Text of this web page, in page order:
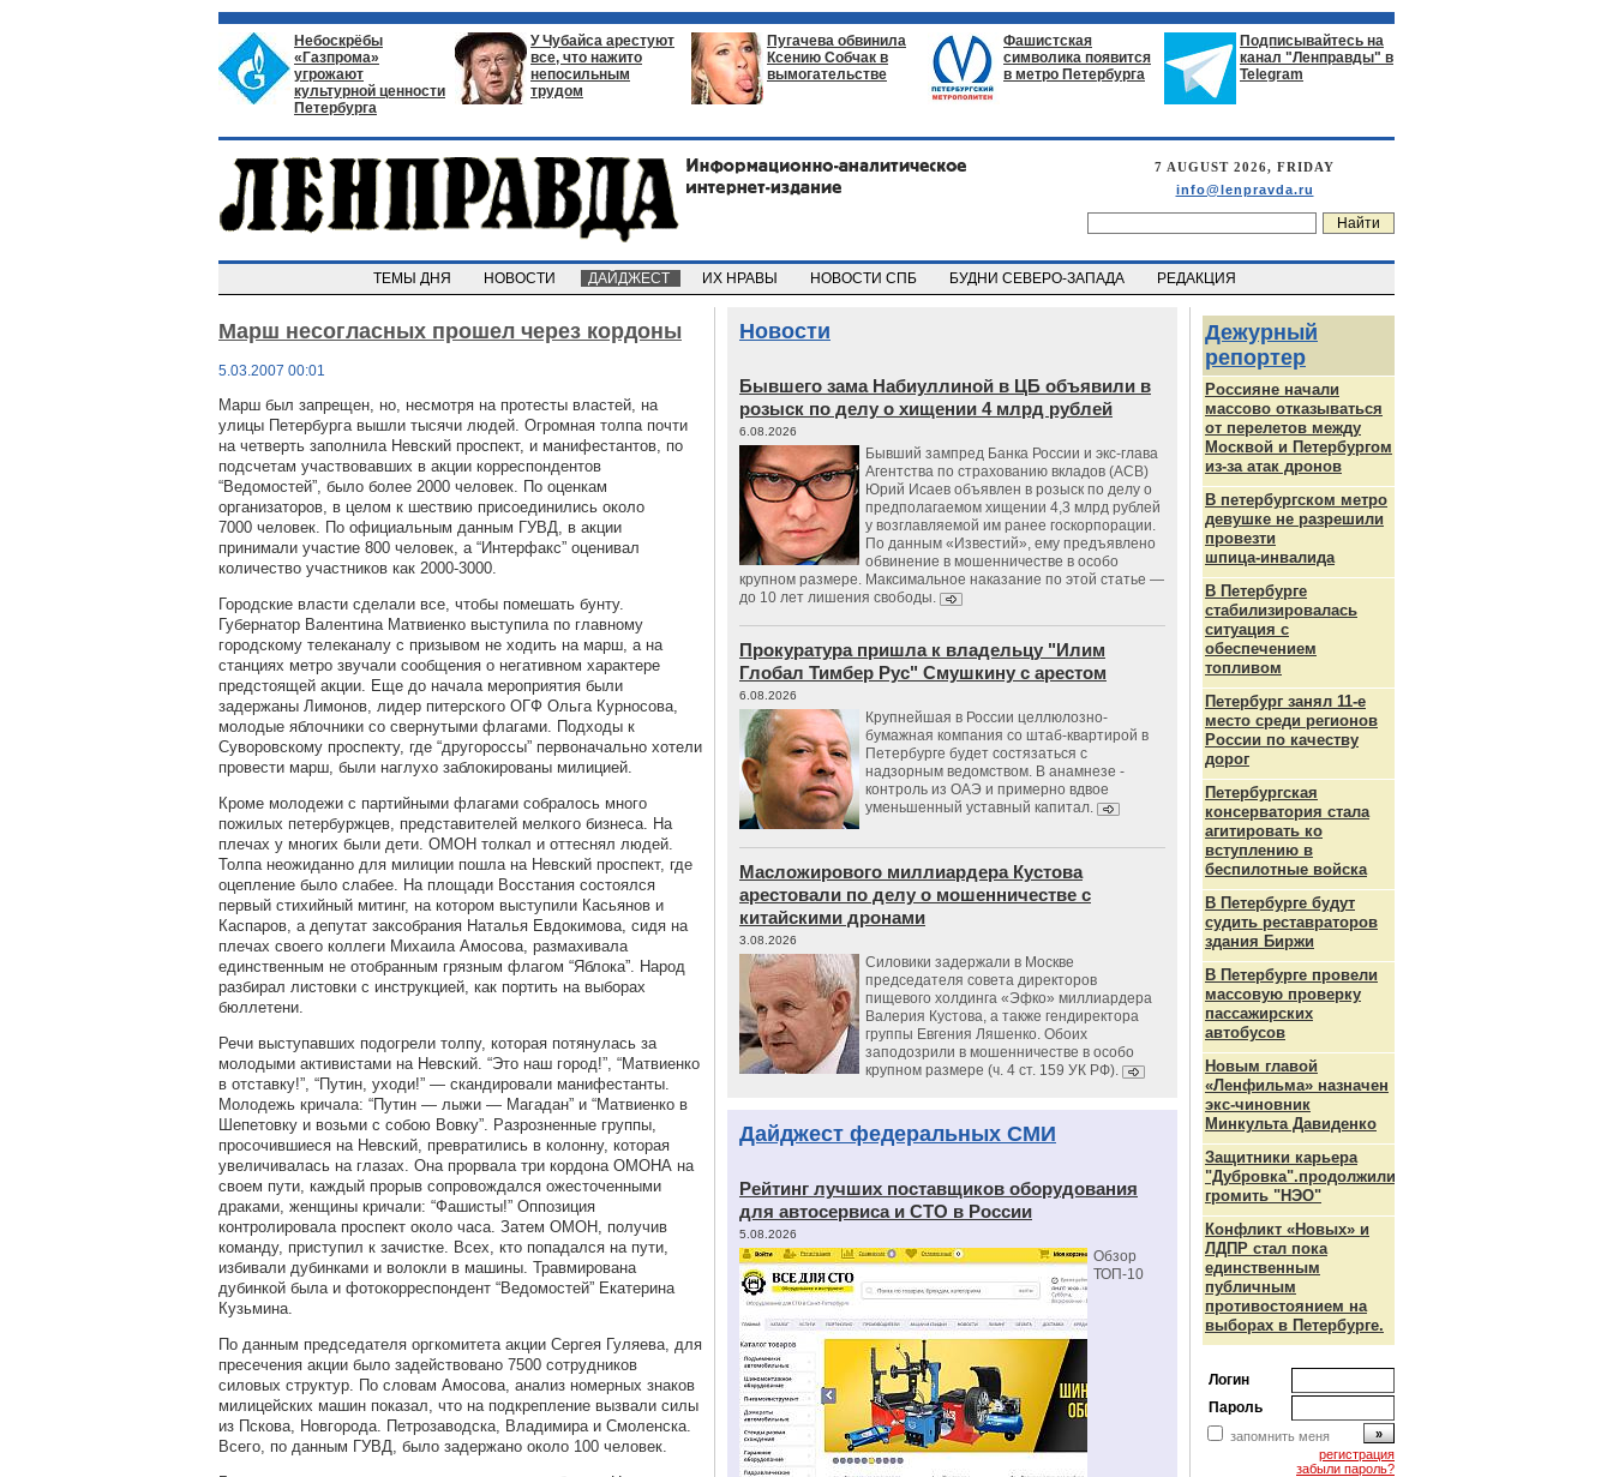
Небоскрёбы
«Газпрома»
угрожают
культурной ценности
Петербурга
У Чубайса арестуют
все, что нажито
непосильным
трудом
Пугачева обвинила
Ксению Собчак в
вымогательстве
Фашистская
символика появится
в метро Петербурга
Подписывайтесь на
канал "Ленправды" в
Telegram
7 AUGUST 2026, FRIDAY
info@lenpravda.ru
ТЕМЫ ДНЯ НОВОСТИ ДАЙДЖЕСТ ИХ НРАВЫ НОВОСТИ СПБ БУДНИ СЕВЕРО-ЗАПАДА РЕДАКЦИЯ
Марш несогласных прошел через кордоны
5.03.2007 00:01
Марш был запрещен, но, несмотря на протесты властей, на
улицы Петербурга вышли тысячи людей. Огромная толпа почти
на четверть заполнила Невский проспект, и манифестантов, по
подсчетам участвовавших в акции корреспондентов
“Ведомостей”, было более 2000 человек. По оценкам
организаторов, в целом к шествию присоединились около
7000 человек. По официальным данным ГУВД, в акции
принимали участие 800 человек, а “Интерфакс” оценивал
количество участников как 2000-3000.
Городские власти сделали все, чтобы помешать бунту.
Губернатор Валентина Матвиенко выступила по главному
городскому телеканалу с призывом не ходить на марш, а на
станциях метро звучали сообщения о негативном характере
предстоящей акции. Еще до начала мероприятия были
задержаны Лимонов, лидер питерского ОГФ Ольга Курносова,
молодые яблочники со свернутыми флагами. Подходы к
Суворовскому проспекту, где “другороссы” первоначально хотели
провести марш, были наглухо заблокированы милицией.
Кроме молодежи с партийными флагами собралось много
пожилых петербуржцев, представителей мелкого бизнеса. На
плечах у многих были дети. ОМОН толкал и оттеснял людей.
Толпа неожиданно для милиции пошла на Невский проспект, где
оцепление было слабее. На площади Восстания состоялся
первый стихийный митинг, на котором выступили Касьянов и
Каспаров, а депутат заксобрания Наталья Евдокимова, сидя на
плечах своего коллеги Михаила Амосова, размахивала
единственным не отобранным грязным флагом “Яблока”. Народ
разбирал листовки с инструкцией, как портить на выборах
бюллетени.
Речи выступавших подогрели толпу, которая потянулась за
молодыми активистами на Невский. “Это наш город!”, “Матвиенко
в отставку!”, “Путин, уходи!” — скандировали манифестанты.
Молодежь кричала: “Путин — лыжи — Магадан” и “Матвиенко в
Шепетовку и возьми с собою Вовку”. Разрозненные группы,
просочившиеся на Невский, превратились в колонну, которая
увеличивалась на глазах. Она прорвала три кордона ОМОНА на
своем пути, каждый прорыв сопровождался ожесточенными
драками, женщины кричали: “Фашисты!” Оппозиция
контролировала проспект около часа. Затем ОМОН, получив
команду, приступил к зачистке. Всех, кто попадался на пути,
избивали дубинками и волокли в машины. Травмирована
дубинкой была и фотокорреспондент “Ведомостей” Екатерина
Кузьмина.
По данным председателя оргкомитета акции Сергея Гуляева, для
пресечения акции было задействовано 7500 сотрудников
силовых структур. По словам Амосова, анализ номерных знаков
милицейских машин показал, что на подкрепление вызвали силы
из Пскова, Новгорода. Петрозаводска, Владимира и Смоленска.
Всего, по данным ГУВД, было задержано около 100 человек.
Новости
Бывшего зама Набиуллиной в ЦБ объявили в
розыск по делу о хищении 4 млрд рублей
6.08.2026
Бывший зампред Банка России и экс-глава
Агентства по страхованию вкладов (АСВ)
Юрий Исаев объявлен в розыск по делу о
предполагаемом хищении 4,3 млрд рублей
у возглавляемой им ранее госкорпорации.
По данным «Известий», ему предъявлено
обвинение в мошенничестве в особо
крупном размере. Максимальное наказание по этой статье —
до 10 лет лишения свободы.
Прокуратура пришла к владельцу "Илим
Глобал Тимбер Рус" Смушкину с арестом
6.08.2026
Крупнейшая в России целлюлозно-
бумажная компания со штаб-квартирой в
Петербурге будет состязаться с
надзорным ведомством. В анамнезе -
контроль из ОАЭ и примерно вдвое
уменьшенный уставный капитал.
Масложирового миллиардера Кустова
арестовали по делу о мошенничестве с
китайскими дронами
3.08.2026
Силовики задержали в Москве
председателя совета директоров
пищевого холдинга «Эфко» миллиардера
Валерия Кустова, а также гендиректора
группы Евгения Ляшенко. Обоих
заподозрили в мошенничестве в особо
крупном размере (ч. 4 ст. 159 УК РФ).
Дайджест федеральных СМИ
Рейтинг лучших поставщиков оборудования
для автосервиса и СТО в России
5.08.2026
Обзор
ТОП-10
Дежурный
репортер
Россияне начали
массово отказываться
от перелетов между
Москвой и Петербургом
из-за атак дронов
В петербургском метро
девушке не разрешили
провезти
шпица‑инвалида
В Петербурге
стабилизировалась
ситуация с
обеспечением
топливом
Петербург занял 11-е
место среди регионов
России по качеству
дорог
Петербургская
консерватория стала
агитировать ко
вступлению в
беспилотные войска
В Петербурге будут
судить реставраторов
здания Биржи
В Петербурге провели
массовую проверку
пассажирских
автобусов
Новым главой
«Ленфильма» назначен
экс-чиновник
Минкульта Давиденко
Защитники карьера
"Дубровка".продолжили
громить "НЭО"
Конфликт «Новых» и
ЛДПР стал пока
единственным
публичным
противостоянием на
выборах в Петербурге.
Логин
Пароль
запомнить меня
регистрация
забыли пароль?